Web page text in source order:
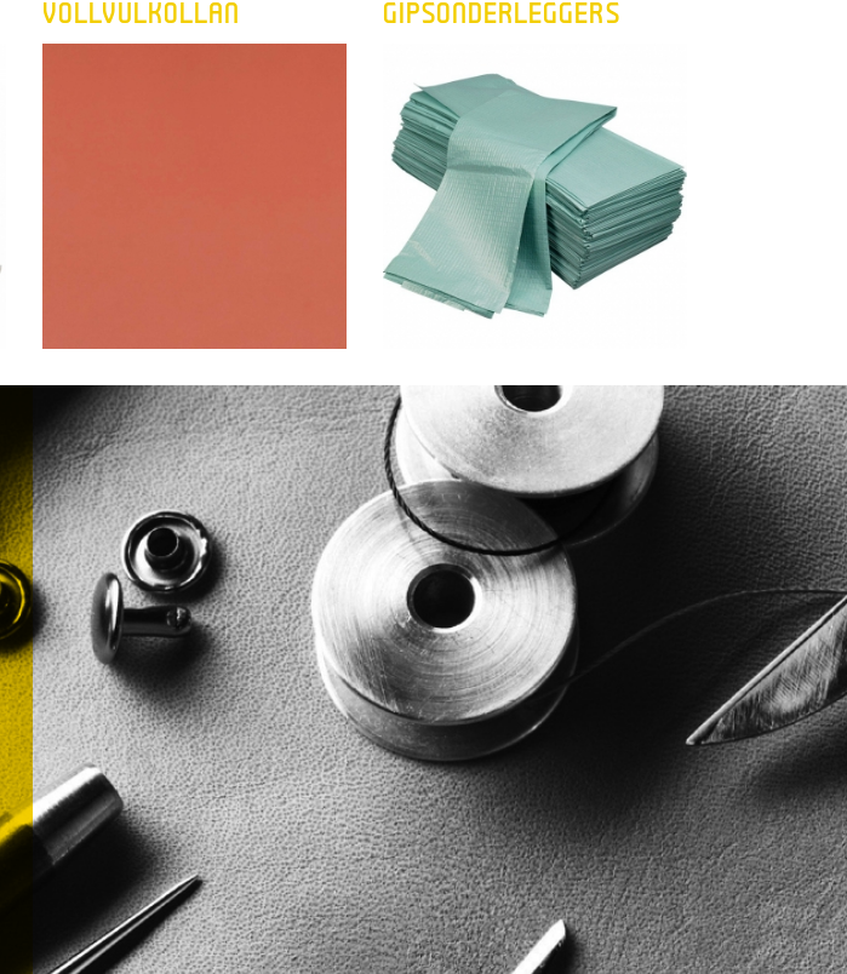
VOLLVULKOLLAN GIPSONDERLEGGERS